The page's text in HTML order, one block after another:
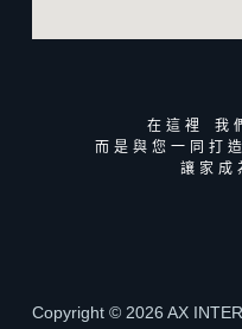
在這裡 我
而是與您一同打
讓家成
Copyright © 2026 AX